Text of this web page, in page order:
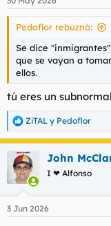
e
s
Pedoflor rebuznó:
Se dice
que se vayan a
ellos.
tú eres un
R
e
a
c
c
e
ZiTAL y Pedoflor
John
I ❤ Alfonso
3 Jun 2026